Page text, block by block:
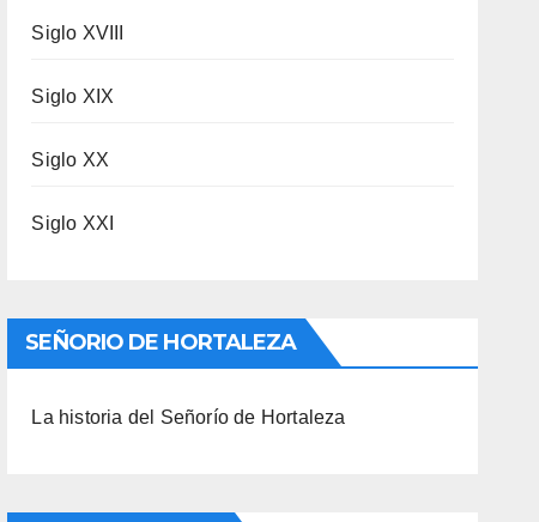
Siglo XVIII
Siglo XIX
Siglo XX
Siglo XXI
SEÑORIO DE HORTALEZA
La historia del Señorío de Hortaleza